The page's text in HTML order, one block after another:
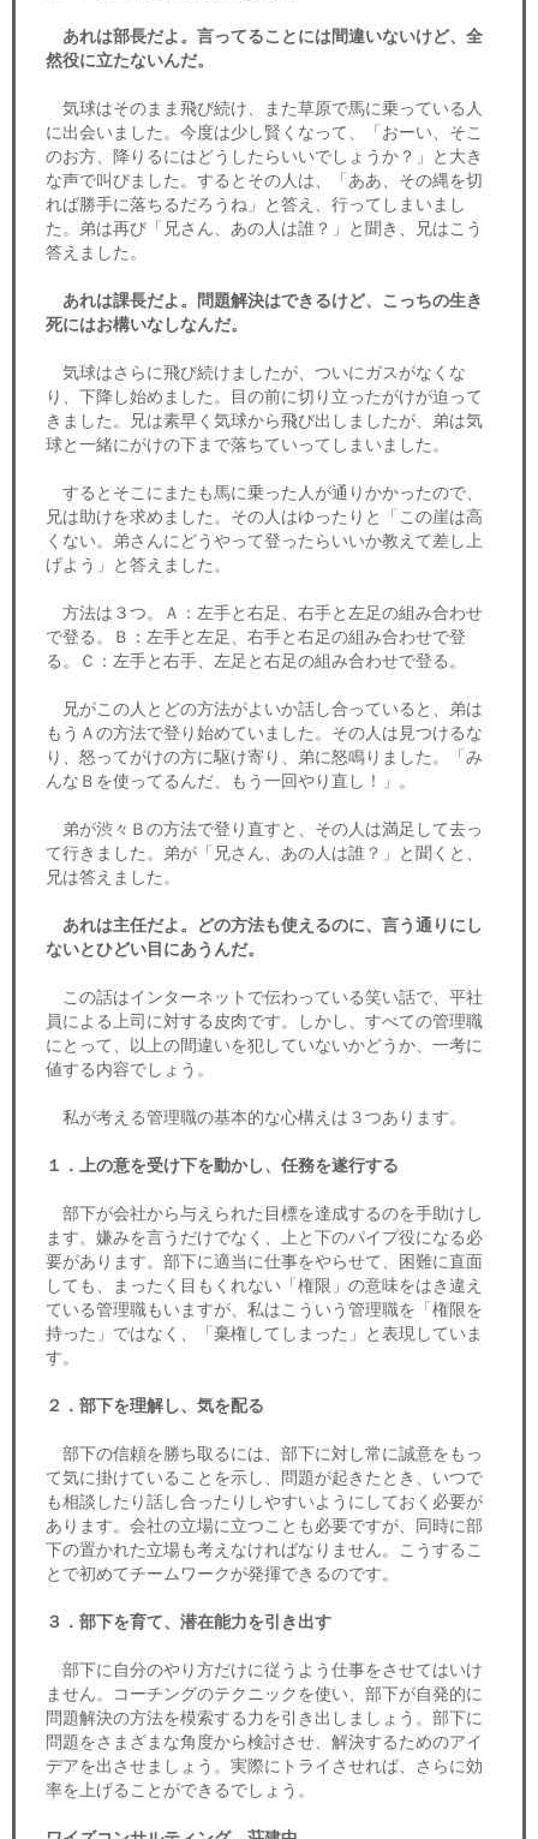
あれは部長だよ。言ってることには間違いないけど、全
然役に立たないんだ。
気球はそのまま飛び続け、また草原で馬に乗っている人
に出会いました。今度は少し賢くなって、「おーい、そこ
のお方、降りるにはどうしたらいいでしょうか？」と大き
な声で叫びました。するとその人は、「ああ、その縄を切
れば勝手に落ちるだろうね」と答え、行ってしまいまし
た。弟は再び「兄さん、あの人は誰？」と聞き、兄はこう
答えました。
あれは課長だよ。問題解決はできるけど、こっちの生き
死にはお構いなしなんだ。
気球はさらに飛び続けましたが、ついにガスがなくな
り、下降し始めました。目の前に切り立ったがけが迫って
きました。兄は素早く気球から飛び出しましたが、弟は気
球と一緒にがけの下まで落ちていってしまいました。
するとそこにまたも馬に乗った人が通りかかったので、
兄は助けを求めました。その人はゆったりと「この崖は高
くない。弟さんにどうやって登ったらいいか教えて差し上
げよう」と答えました。
方法は３つ。Ａ：左手と右足、右手と左足の組み合わせ
で登る。Ｂ：左手と左足、右手と右足の組み合わせで登
る。Ｃ：左手と右手、左足と右足の組み合わせで登る。
兄がこの人とどの方法がよいか話し合っていると、弟は
もうＡの方法で登り始めていました。その人は見つけるな
り、怒ってがけの方に駆け寄り、弟に怒鳴りました。「み
んなＢを使ってるんだ、もう一回やり直し！」。
弟が渋々Ｂの方法で登り直すと、その人は満足して去っ
て行きました。弟が「兄さん、あの人は誰？」と聞くと、
兄は答えました。
あれは主任だよ。どの方法も使えるのに、言う通りにし
ないとひどい目にあうんだ。
この話はインターネットで伝わっている笑い話で、平社
員による上司に対する皮肉です。しかし、すべての管理職
にとって、以上の間違いを犯していないかどうか、一考に
値する内容でしょう。
私が考える管理職の基本的な心構えは３つあります。
１．上の意を受け下を動かし、任務を遂行する
部下が会社から与えられた目標を達成するのを手助けし
ます。嫌みを言うだけでなく、上と下のパイプ役になる必
要があります。部下に適当に仕事をやらせて、困難に直面
しても、まったく目もくれない「権限」の意味をはき違え
ている管理職もいますが、私はこういう管理職を「権限を
持った」ではなく、「棄権してしまった」と表現していま
す。
２．部下を理解し、気を配る
部下の信頼を勝ち取るには、部下に対し常に誠意をもっ
て気に掛けていることを示し、問題が起きたとき、いつで
も相談したり話し合ったりしやすいようにしておく必要が
あります。会社の立場に立つことも必要ですが、同時に部
下の置かれた立場も考えなければなりません。こうするこ
とで初めてチームワークが発揮できるのです。
３．部下を育て、潜在能力を引き出す
部下に自分のやり方だけに従うよう仕事をさせてはいけ
ません。コーチングのテクニックを使い、部下が自発的に
問題解決の方法を模索する力を引き出しましょう。部下に
問題をさまざまな角度から検討させ、解決するためのアイ
デアを出させましょう。実際にトライさせれば、さらに効
率を上げることができるでしょう。